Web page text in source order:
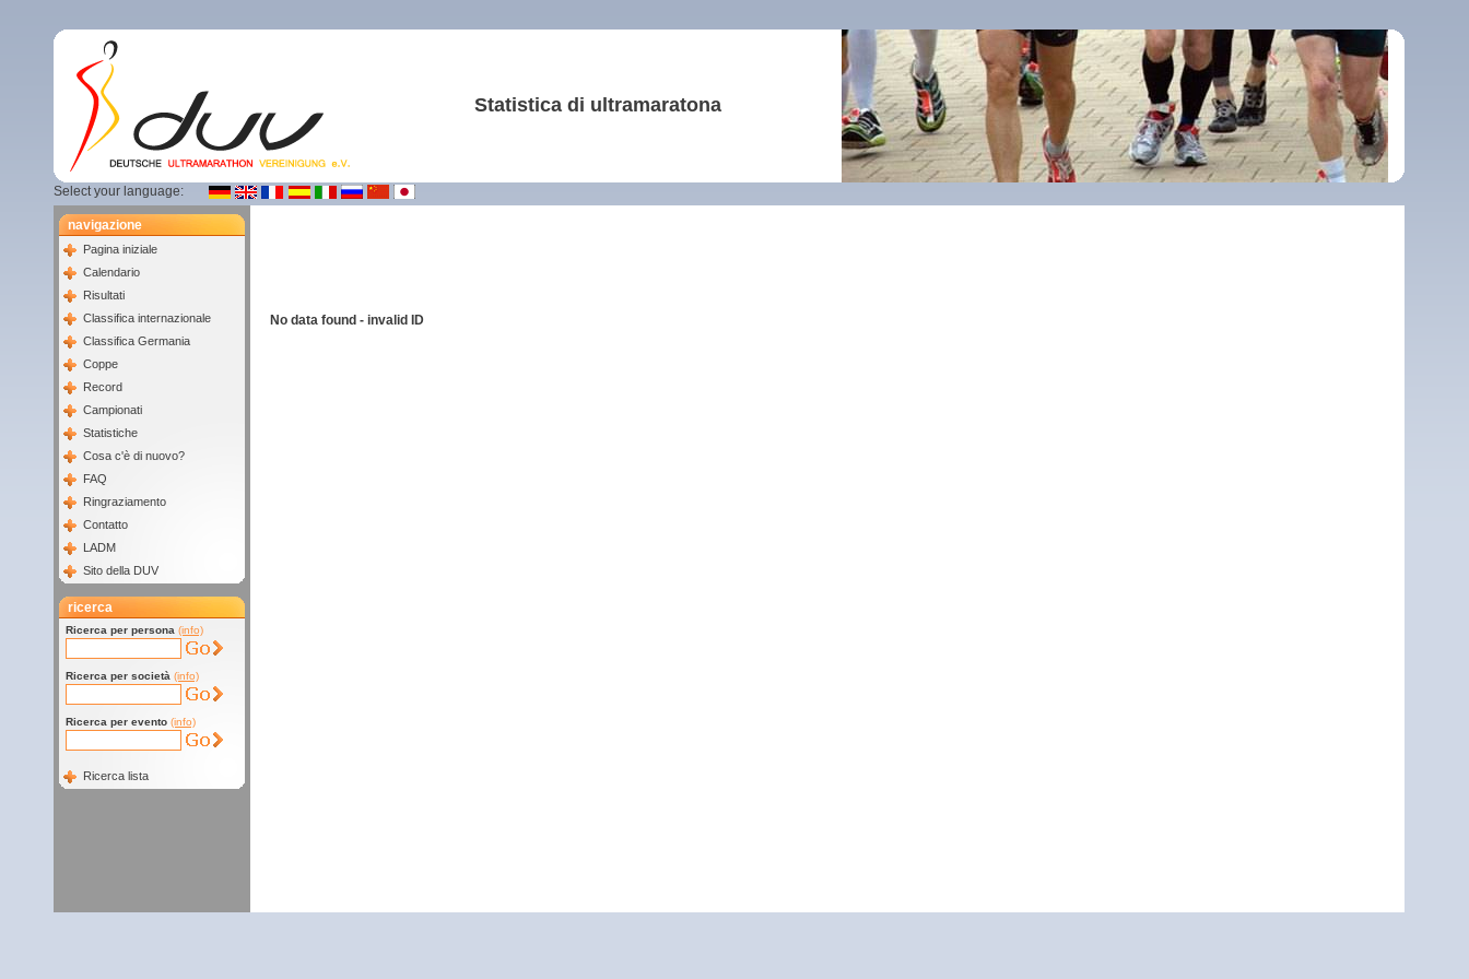
Statistica di ultramaratona
Select your language:
navigazione
Pagina iniziale
Calendario
Risultati
Classifica internazionale
Classifica Germania
Coppe
Record
Campionati
Statistiche
Cosa c'è di nuovo?
FAQ
Ringraziamento
Contatto
LADM
Sito della DUV
ricerca
Ricerca per persona (info)
Ricerca per società (info)
Ricerca per evento (info)
Ricerca lista
No data found - invalid ID